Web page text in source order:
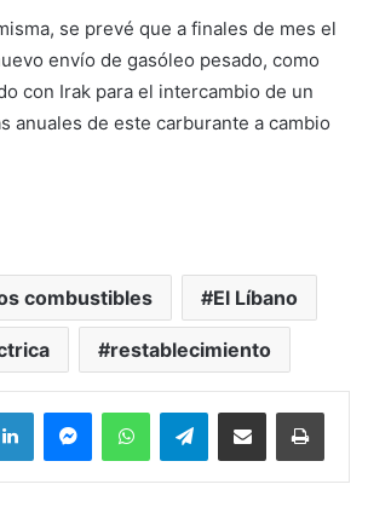
se prevé que a finales de mes el
envío de gasóleo pesado, como
con Irak para el intercambio de un
anuales de este carburante a cambio
combustibles El Líbano
restablecimiento
LinkedInMessengerWhatsAppTelegramCompartir por correo electrónico